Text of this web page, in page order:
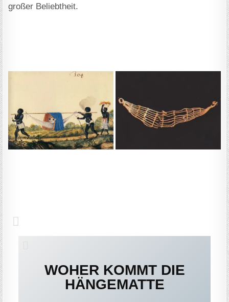
großer Beliebtheit.
WOHER KOMMT DIE
HÄNGEMATTE